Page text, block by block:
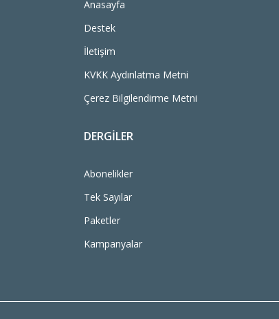
Anasayfa
Destek
İletişim
KVKK Aydınlatma Metni
Çerez Bilgilendirme Metni
DERGILER
Abonelikler
Tek Sayılar
Paketler
Kampanyalar